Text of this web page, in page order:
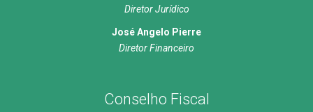
Diretor Jurídico
José Angelo Pierre
Diretor Financeiro
Conselho Fiscal